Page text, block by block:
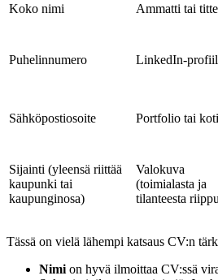
Koko nimi Ammatti tai
Puhelinnumero LinkedIn-
Sähköpostiosoite Portfolio tai
Sijainti (yleensä riittää
kaupunki tai
kaupunginosa)
Valokuva
(toimialasta ja
tilanteesta
Tässä on vielä lähempi katsaus CV:n
Nimi on hyvä ilmoittaa CV:ssä